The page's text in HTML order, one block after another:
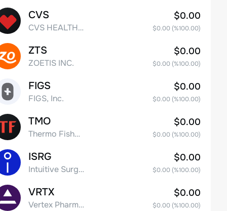
CVS
CVS HEALTH CORPORATION
$0.00
$0.00(%100.00)
ZTS
ZOETIS INC.
$0.00
$0.00(%100.00)
FIGS
FIGS, Inc.
$0.00
$0.00(%100.00)
TMO
Thermo Fisher Scientific, Inc.
$0.00
$0.00(%100.00)
ISRG
Intuitive Surgical Inc.
$0.00
$0.00(%100.00)
VRTX
Vertex Pharmaceuticals Inc
$0.00
$0.00(%100.00)